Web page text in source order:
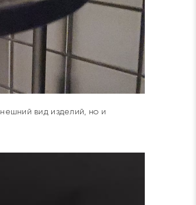
вид изделий, но и